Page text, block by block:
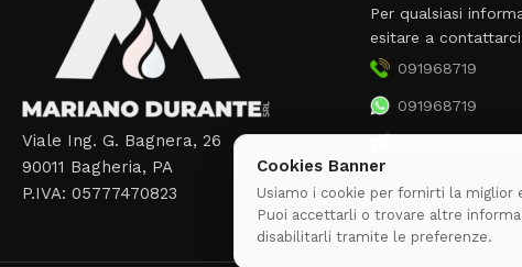
Cookies Banner
Usiamo i cookie per fornirti la miglior
Puoi accettarli o trovare altre
disabilitarli tramite le preferenze.
Viale Ing. G. Bagnera, 26
90011 Bagheria, PA
P.IVA: 05777470823
Per qualsiasi
esitare a
091968719
091968719